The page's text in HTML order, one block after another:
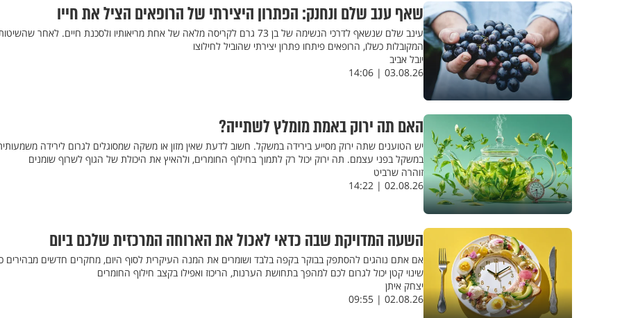
שאף ענב שלם ונחנק: הפתרון היצירתי של הרופאים הציל את חייו
עינב שלם שנשאף לדרכי הנשימה של בן 73 גרם לקריסה מלאה של אחת מריאותיו ולסכנת חיים. לאחר
המקובלות כשלו, הרופאים פיתחו פתרון יצירתי שהוביל לחילוצו
יובל אביב
03.08.26 | 14:06
האם תה ירוק באמת מומלץ לשתייה?
יש הטוענים שתה ירוק מסייע בירידה במשקל. חשוב לדעת שאין מזון או משקה שמסוגלים לגרום לירידה
במשקל בפני עצמם. תה ירוק יכול רק לתמוך בחילוף החומרים, ולהאיץ את היכולת של הגוף לשרוף שומנים
זוהרה שרביט
02.08.26 | 14:22
השעה המדויקת שבה כדאי לאכול את הארוחה המרכזית שלכם ביום
אם אתם נוהגים להסתפק בבוקר בקפה בלבד ושומרים את המנה העיקרית לסוף היום, מחקרים חדשים מבהירים
שינוי קטן יכול לגרום לכם למהפך בתחושת הערנות, הריכוז ואפילו בקצב חילוף החומרים
יצחק איתן
02.08.26 | 09:55